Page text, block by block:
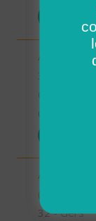
Aide à
Auxiliaire
(H/F)
32 - Gers